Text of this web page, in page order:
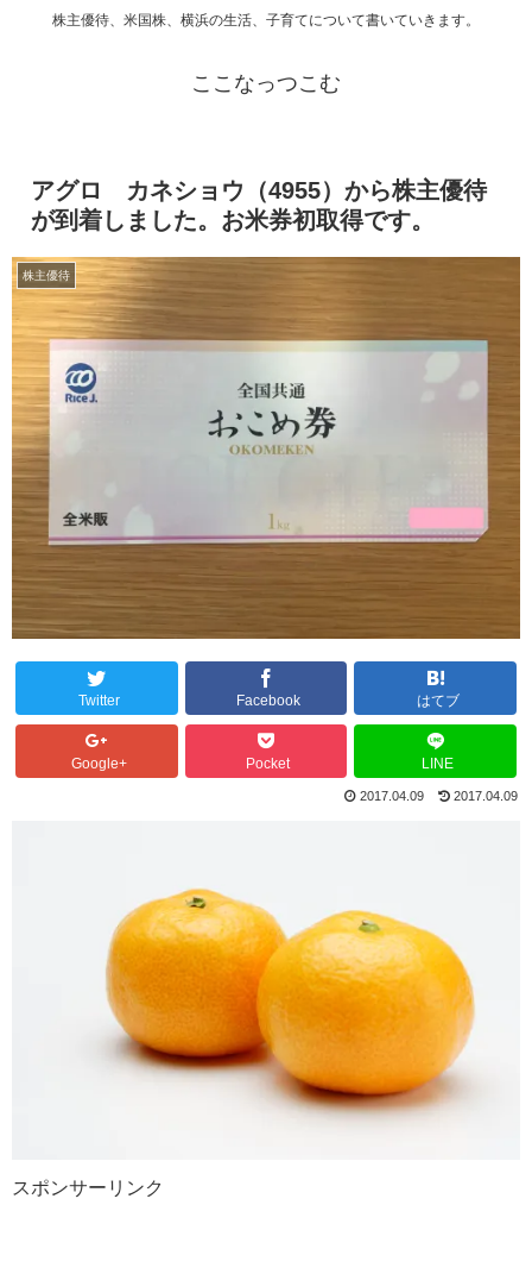
株主優待、米国株、横浜の生活、子育てについて書いていきます。
ここなっつこむ
アグロ カネショウ（4955）から株主優待
が到着しました。お米券初取得です。
株主優待
Twitter Facebook はてブ
Google+ Pocket LINE
2017.04.09 2017.04.09
スポンサーリンク